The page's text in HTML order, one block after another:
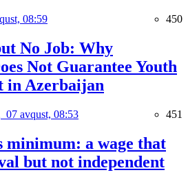
08:59 450
No Job: Why
Not Guarantee Youth
in Azerbaijan
07 avqust, 08:53 451
minimum: a wage that
but not independent